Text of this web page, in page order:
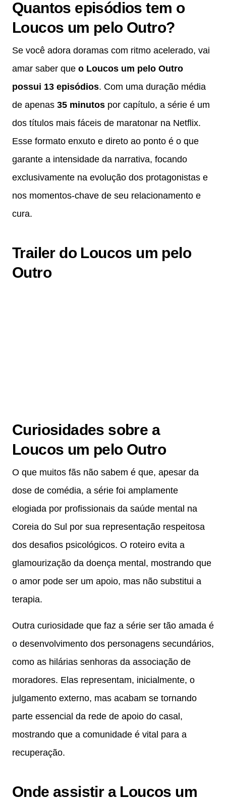
Quantos episódios tem o
Loucos um pelo Outro?
Se você adora doramas com ritmo acelerado, vai
amar saber que o Loucos um pelo Outro
possui 13 episódios. Com uma duração média
de apenas 35 minutos por capítulo, a série é um
dos títulos mais fáceis de maratonar na Netflix.
Esse formato enxuto e direto ao ponto é o que
garante a intensidade da narrativa, focando
exclusivamente na evolução dos protagonistas e
nos momentos-chave de seu relacionamento e
cura.
Trailer do Loucos um pelo
Outro
Curiosidades sobre a
Loucos um pelo Outro
O que muitos fãs não sabem é que, apesar da
dose de comédia, a série foi amplamente
elogiada por profissionais da saúde mental na
Coreia do Sul por sua representação respeitosa
dos desafios psicológicos. O roteiro evita a
glamourização da doença mental, mostrando que
o amor pode ser um apoio, mas não substitui a
terapia.
Outra curiosidade que faz a série ser tão amada é
o desenvolvimento dos personagens secundários,
como as hilárias senhoras da associação de
moradores. Elas representam, inicialmente, o
julgamento externo, mas acabam se tornando
parte essencial da rede de apoio do casal,
mostrando que a comunidade é vital para a
recuperação.
Onde assistir a Loucos um